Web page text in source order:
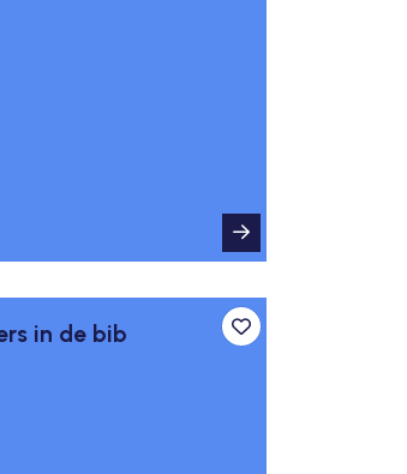
Toevoegen aan
in de bib